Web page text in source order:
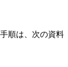
順は、次の資料